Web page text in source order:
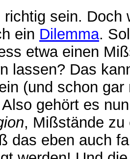
richtig sein. Doch
ein Dilemma.
etwa einen
lassen? Das
(und schon
Also gehört es
, Mißstände
das eben auch